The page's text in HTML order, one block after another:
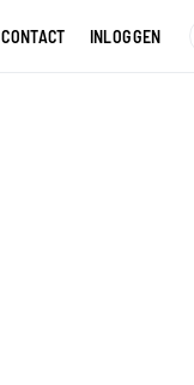
CONTACT INLOGGEN